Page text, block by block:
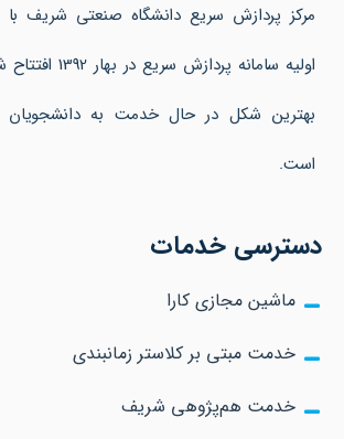
مرکز پردازش سریع دانشگاه صنعتی شریف با
اولیه سامانه
بهترین شکل در حال خدمت به دانشجویان
است.
دسترسی خدمات
ماشین مجازی کارا
خدمت مبتی بر کلاستر زمانبندی
خدمت هم‌پژوهی شریف